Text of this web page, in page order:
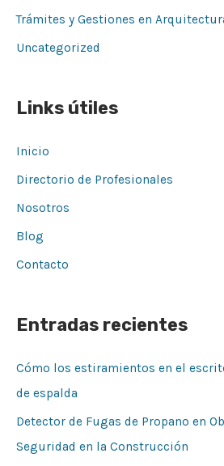
Trámites y Gestiones en
Uncategorized
Links útiles
Inicio
Directorio de Profesionales
Nosotros
Blog
Contacto
Entradas recientes
Cómo los estiramientos en el
de espalda
Detector de Fugas de Propano en
Seguridad en la Construcción